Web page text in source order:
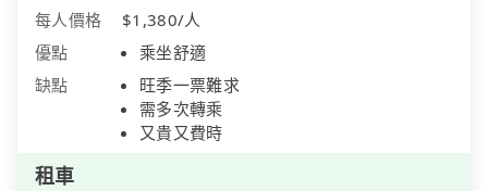
每人價格
$1,380/人
優點
乘坐舒適
缺點
旺季一票難求
需多次轉乘
又貴又費時
租車